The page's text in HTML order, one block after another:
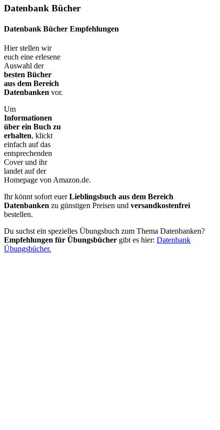
Datenbank Bücher
Datenbank Bücher Empfehlungen
Hier stellen wir
euch eine erlesene
Auswahl der
besten Bücher
aus dem Bereich
Datenbanken vor.
Um
Informationen
über ein Buch zu
erhalten, klickt
einfach auf das
entsprechenden
Cover und ihr
landet auf der
Homepage von Amazon.de.
Ihr könnt sofort euerLieblingsbuch aus dem Bereich
Datenbanken zu günstigen Preisen und versandkostenfrei
bestellen.
Du suchst ein spezielles Übungsbuch zum Thema Datenbanken?
Empfehlungen für Übungsbücher gibt es hier: Datenbank
Übungsbücher.